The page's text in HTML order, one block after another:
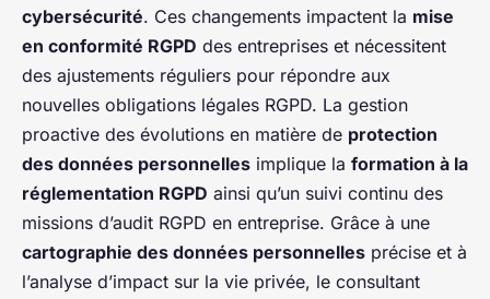
cybersécurité. Ces changements impactent la mise
en conformité RGPD des entreprises et nécessitent
des ajustements réguliers pour répondre aux
nouvelles obligations légales RGPD. La gestion
proactive des évolutions en matière de protection
des données personnelles implique la formation à la
réglementation RGPD ainsi qu’un suivi continu des
missions d’audit RGPD en entreprise. Grâce à une
cartographie des données personnelles précise et à
l’analyse d’impact sur la vie privée, le consultant